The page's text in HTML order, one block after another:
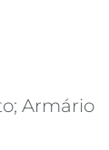
Armário